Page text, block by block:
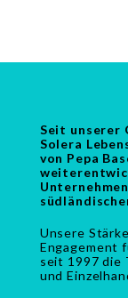
Seit unserer
Solera
von Pepa
Unsere
Engagement
seit 1997 die
und